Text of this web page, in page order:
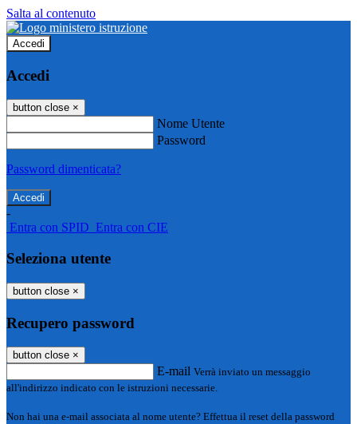
Salta al contenuto
Accedi
Accedi
button close ×
Nome Utente
Password
Password dimenticata?
-
Entra con SPID Entra con CIE
Seleziona utente
button close ×
Recupero password
button close ×
E-mail Verrà inviato un messaggio
all'indirizzo indicato con le istruzioni necessarie.
Non hai una e-mail associata al nome utente? Effettua il reset della password